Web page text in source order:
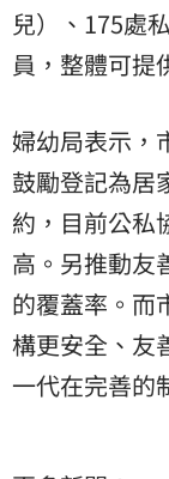
兒）、175處
員，整體可提
婦幼局表示，
鼓勵登記為居
約，目前公私
高。另推動友
的覆蓋率。而
構更安全、友
一代在完善的